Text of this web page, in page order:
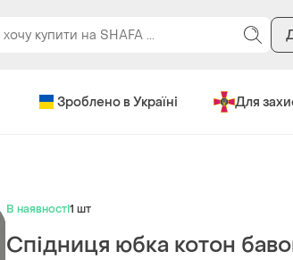
Зроблено в Україні Для
В наявності1 шт
Спідниця юбка котон